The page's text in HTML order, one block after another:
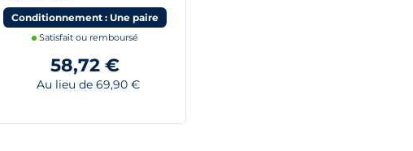
Conditionnement : Une paire
Satisfait ou remboursé
58,72 €
Au lieu de 69,90 €